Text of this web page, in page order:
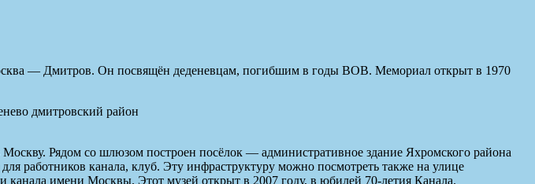
— Дмитров. Он посвящён деденевцам, погибшим в годы ВОВ. Мемориал открыт в 1970
Рядом со шлюзом построен посёлок — административное здание Яхромского района
работников канала, клуб. Эту инфраструктуру можно посмотреть также на улице
имени Москвы. Этот музей открыт в 2007 году, в юбилей 70-летия Канала.